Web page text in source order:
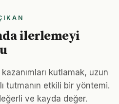
ilerlemeyi
kutlamak, uzun
tutmanın etkili bir yöntemi.
ve kayda değer.